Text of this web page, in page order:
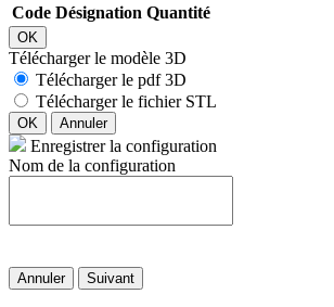
Code Désignation Quantité
OK
Télécharger le modèle 3D
Télécharger le pdf 3D
Télécharger le fichier STL
OK Annuler
Enregistrer la configuration
Nom de la configuration
Annuler Suivant